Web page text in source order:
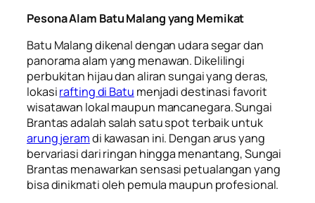
Pesona Alam Batu Malang yang Memikat
Batu Malang dikenal dengan udara segar dan
panorama alam yang menawan. Dikelilingi
perbukitan hijau dan aliran sungai yang deras,
lokasirafting di Batu menjadi destinasi favorit
wisatawan lokal maupun mancanegara. Sungai
Brantas adalah salah satu spot terbaik untuk
arung jeramdi kawasan ini. Dengan arus yang
bervariasi dari ringan hingga menantang, Sungai
Brantas menawarkan sensasi petualangan yang
bisa dinikmati oleh pemula maupun profesional.